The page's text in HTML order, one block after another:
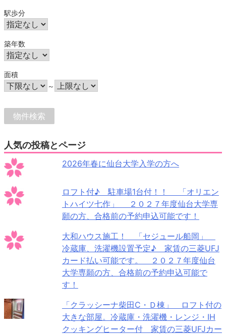
駅歩分
築年数
面積
～
人気の投稿とページ
2026年春に仙台大学入学の方へ
ロフト付♪ 駐車場1台付！！ 「オリエン
トハイツ七作」 ２０２７年度仙台大学専
願の方、合格前の予約申込可能です！
大和ハウス施工！ 「セジュール船岡」
冷蔵庫、洗濯機設置予定♪ 家賃の三菱UFJ
カード払い可能です。 ２０２７年度仙台
大学専願の方、合格前の予約申込可能で
す！
「クラッシーナ柴田C・Ｄ棟」 ロフト付の
大きな部屋。冷蔵庫・洗濯機・レンジ・IH
クッキングヒーター付 家賃の三菱UFJカー